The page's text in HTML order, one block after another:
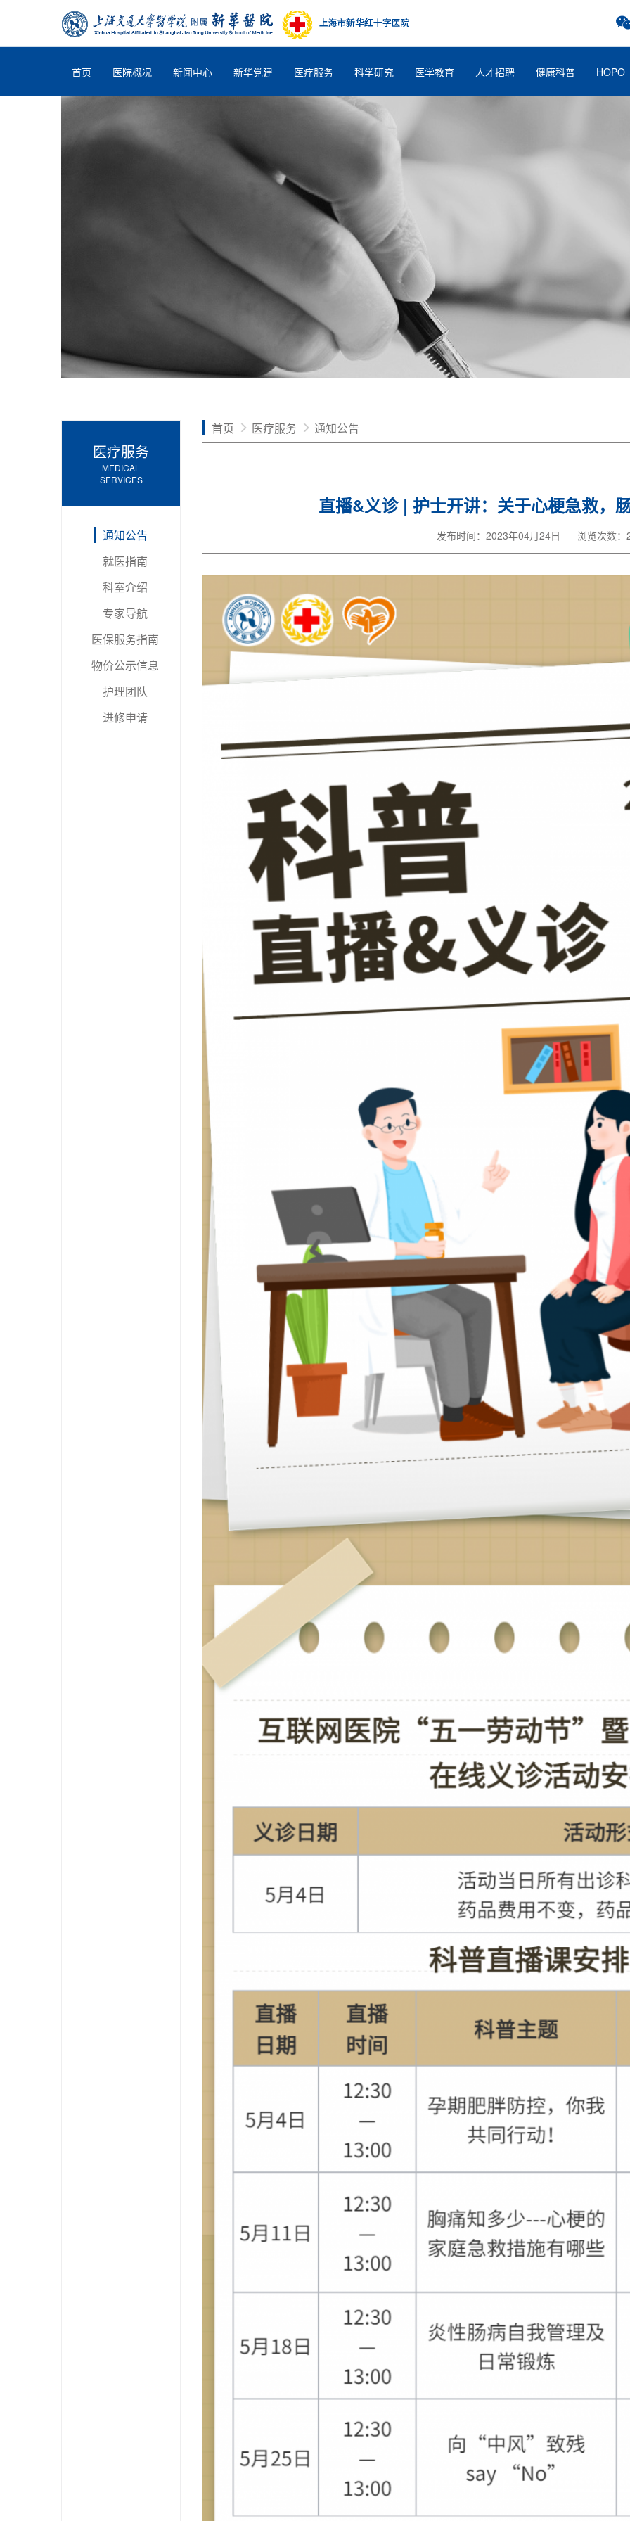
首页 医院概况 新闻中心 新华党建 医疗服务 科学研究 医学教育 人才招聘 健康科普 HOPO
医疗服务
MEDICAL
SERVICES
通知公告
就医指南
科室介绍
专家导航
医保服务指南
物价公示信息
护理团队
进修申请
首页 医疗服务 通知公告
直播&义诊 | 护士开讲：关于心梗急救，
发布时间：2023年04月24日 浏览次数：